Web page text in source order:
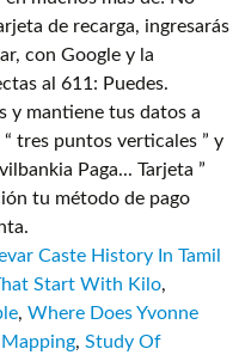
Caste History In Tamil
Start With Kilo,
, Where Does Yvonne
, Study Of